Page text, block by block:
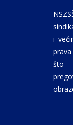
i
što